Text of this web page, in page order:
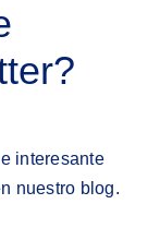
interesante
nuestro blog.